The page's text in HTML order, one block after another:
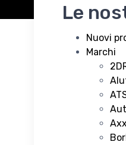
Le
Nuovi
Marchi